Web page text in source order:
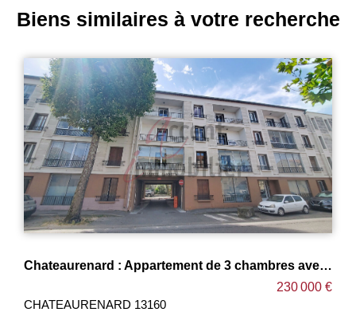
Biens similaires à votre recherche
Chateaurenard : Appartement de 3 chambres avec triple balcons et parking privé
230 000 €
CHATEAURENARD 13160